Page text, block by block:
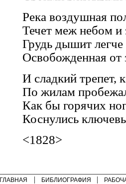
Река воздушная
Течет меж небом и
Грудь дышит легче
Освобожденная от
И сладкий трепет,
По жилам
Как бы горячих
Коснулись
<1828>
ГЛАВНАЯ БИБЛИОГРАФИЯ